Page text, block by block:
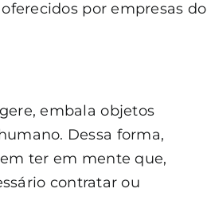
por empresas do
embala objetos
Dessa forma,
ter em mente que,
contratar ou